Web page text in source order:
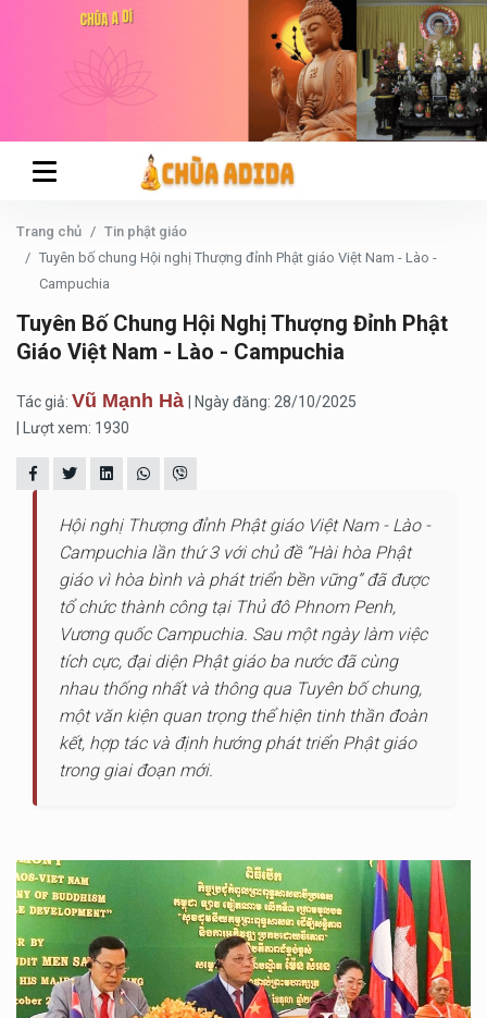
Trang chủ
Tin phật giáo
Tuyên bố chung Hội nghị Thượng đỉnh Phật giáo Việt Nam - Lào -
Campuchia
Tuyên Bố Chung Hội Nghị Thượng Đỉnh Phật
Giáo Việt Nam - Lào - Campuchia
Tác giả: Vũ Mạnh Hà
| Ngày đăng: 28/10/2025
| Lượt xem: 1930
Hội nghị Thượng đỉnh Phật giáo Việt Nam - Lào -
Campuchia lần thứ 3 với chủ đề “Hài hòa Phật
giáo vì hòa bình và phát triển bền vững” đã được
tổ chức thành công tại Thủ đô Phnom Penh,
Vương quốc Campuchia. Sau một ngày làm việc
tích cực, đại diện Phật giáo ba nước đã cùng
nhau thống nhất và thông qua Tuyên bố chung,
một văn kiện quan trọng thể hiện tinh thần đoàn
kết, hợp tác và định hướng phát triển Phật giáo
trong giai đoạn mới.